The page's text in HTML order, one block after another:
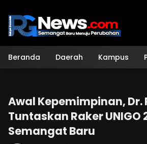
konten
Beranda Daerah Kampus
Awal Kepemimpinan, Dr.
Tuntaskan Raker UNIGO
Semangat Baru